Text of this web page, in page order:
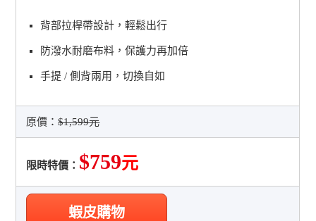
背部拉桿帶設計，輕鬆出行
防潑水耐磨布料，保護力再加倍
手提 / 側背兩用，切換自如
原價：$1,599元
限時特價： $759元
蝦皮購物